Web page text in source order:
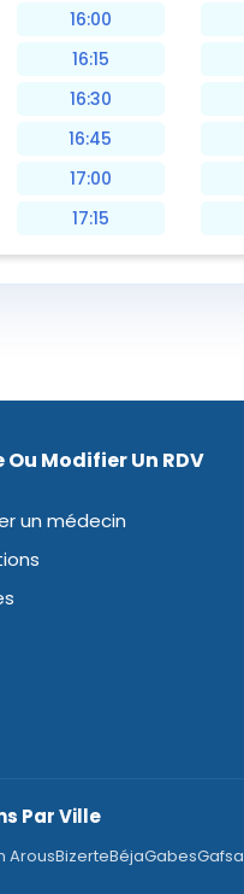
16:00
16:15
16:30
16:45
17:00
17:15
Ou Modifier Un RDV
un médecin
Par Ville
ArousBizerteBéjaGabesGafsa